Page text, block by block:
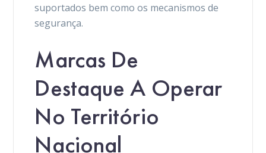
suportados bem como os mecanismos de
segurança.
Marcas De
Destaque A Operar
No Território
Nacional